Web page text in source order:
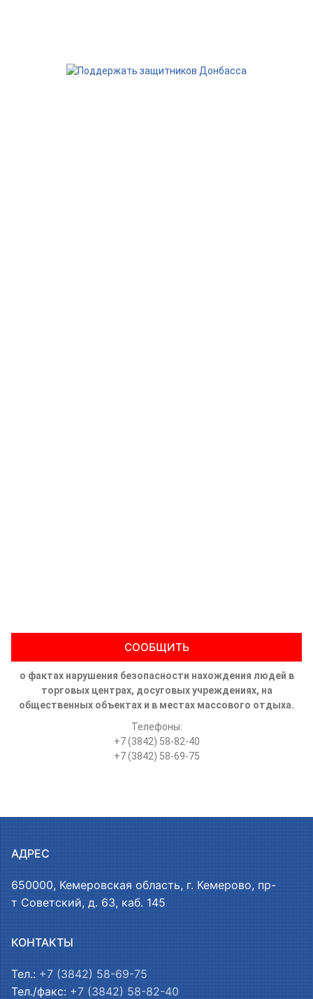
СООБЩИТЬ
о фактах нарушения безопасности нахождения людей в
торговых центрах, досуговых учреждениях, на
общественных объектах и в местах массового отдыха.
Телефоны:
+7 (3842) 58-82-40
+7 (3842) 58-69-75
АДРЕС
650000, Кемеровская область, г. Кемерово, пр-
т Советский, д. 63, каб. 145
КОНТАКТЫ
Тел.:+7 (3842) 58-69-75
Тел./факс:+7 (3842) 58-82-40